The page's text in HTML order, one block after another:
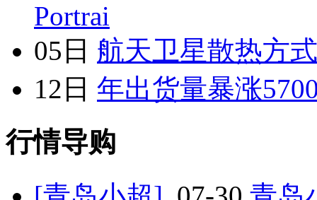
Portrai
05日 航天卫星散热方
12日 年出货量暴涨
行情导购